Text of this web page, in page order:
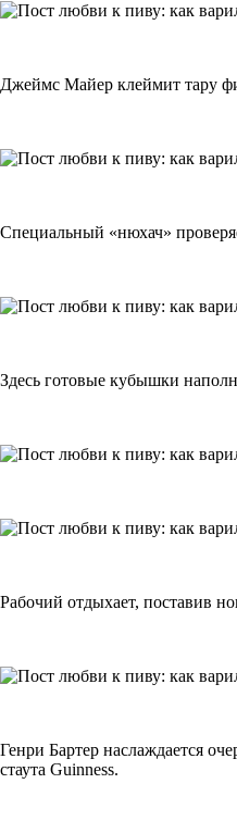
Джеймс Майер клеймит тару
Специальный «нюхач»
Здесь готовые кубышки
Рабочий отдыхает, поставив
Генри Бартер наслаждается
стаута Guinness.